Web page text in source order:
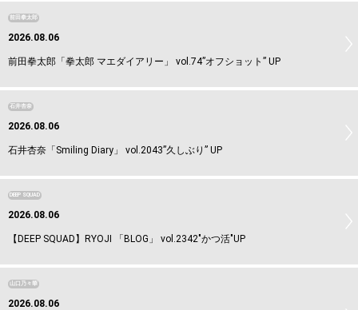
前田拳太郎
2026.08.06
前田拳太郎「拳太郎 マエダイアリー」 vol.74”オフショット” UP
石井杏奈
2026.08.06
石井杏奈「Smiling Diary」 vol.2043”久しぶり” UP
DEEP SQUAD
2026.08.06
【DEEP SQUAD】RYOJI 「BLOG」 vol.2342"かつ活"UP
山口乃々華
2026.08.06